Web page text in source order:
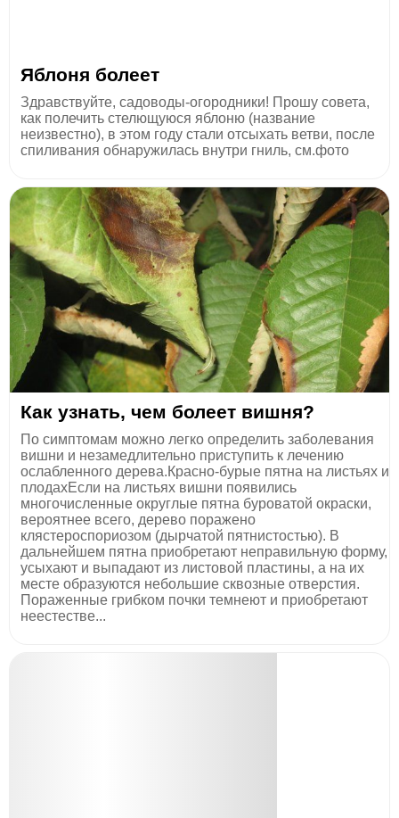
Яблоня болеет
Здравствуйте, садоводы-огородники! Прошу совета,
как полечить стелющуюся яблоню (название
неизвестно), в этом году стали отсыхать ветви, после
спиливания обнаружилась внутри гниль, см.фото
Как узнать, чем болеет вишня?
По симптомам можно легко определить заболевания
вишни и незамедлительно приступить к лечению
ослабленного дерева.Красно-бурые пятна на листьях и
плодахЕсли на листьях вишни появились
многочисленные округлые пятна буроватой окраски,
вероятнее всего, дерево поражено
клястероспориозом (дырчатой пятнистостью). В
дальнейшем пятна приобретают неправильную форму,
усыхают и выпадают из листовой пластины, а на их
месте образуются небольшие сквозные отверстия.
Пораженные грибком почки темнеют и приобретают
неестестве...